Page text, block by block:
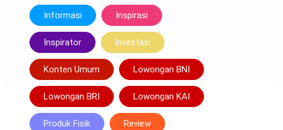
Informasi Inspirasi
Inspirator Investasi
Konten Umum Lowongan BNI
Lowongan BRI Lowongan KAI
Produk Fisik Review